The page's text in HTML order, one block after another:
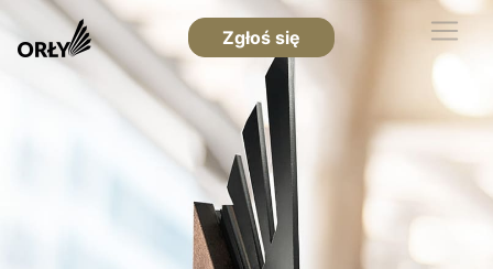
Zgłoś się